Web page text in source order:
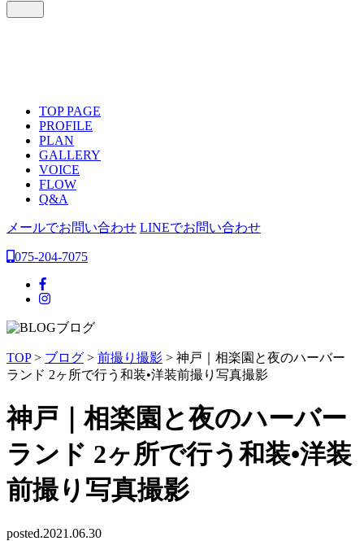
TOP PAGE
PROFILE
PLAN
GALLERY
VOICE
FLOW
Q&A
メールでお問い合わせ LINEでお問い合わせ
075-204-7075
ブログ
TOP> ブログ > 前撮り撮影 > 神戸｜相楽園と夜のハーバー
ランド 2ヶ所で行う和装•洋装前撮り写真撮影
神戸｜相楽園と夜のハーバー
ランド 2ヶ所で行う和装•洋装
前撮り写真撮影
posted.2021.06.30